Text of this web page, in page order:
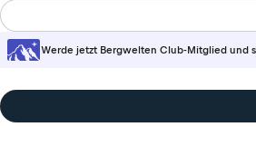
Werde jetzt Bergwelten Club-Mitglied und